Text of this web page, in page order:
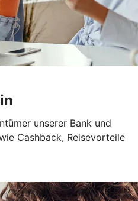
unserer Bank und
Cashback, Reisevorteile